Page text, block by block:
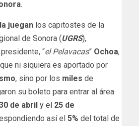
.
la juegan los capitostes de la
de Sonora (UGRS),
“el Pelavacas” Ochoa,
ni siquiera es aportado por
, sino por los miles de
su boleto para entrar al área
de abril y el 25 de
así el 5% del total de